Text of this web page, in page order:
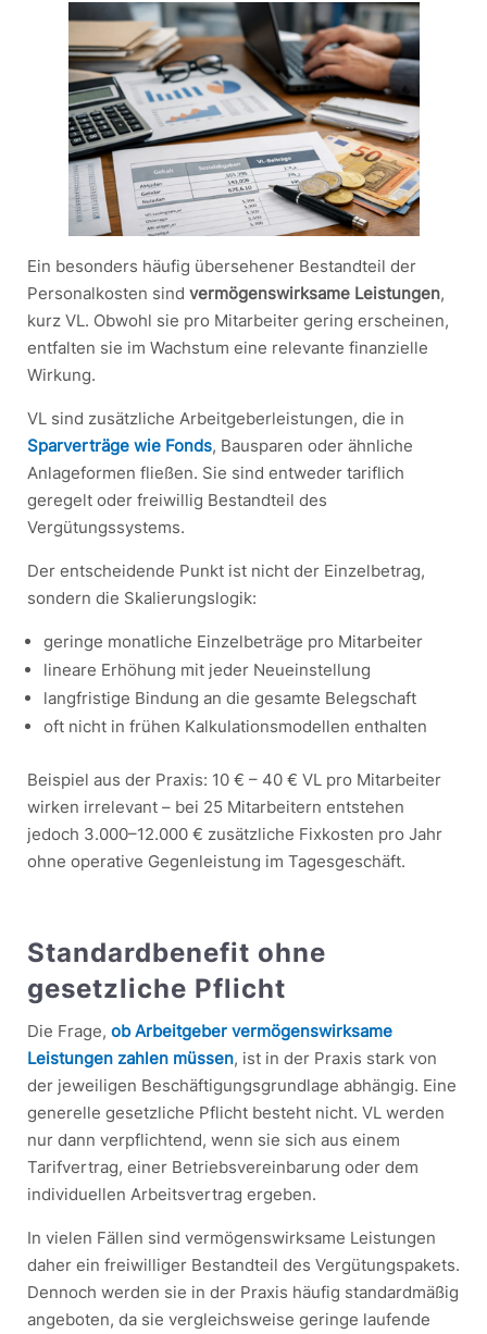
Ein besonders häufig übersehener Bestandteil der
Personalkosten sind vermögenswirksame Leistungen,
kurz VL. Obwohl sie pro Mitarbeiter gering erscheinen,
entfalten sie im Wachstum eine relevante finanzielle
Wirkung.
VL sind zusätzliche Arbeitgeberleistungen, die in
Sparverträge wie Fonds, Bausparen oder ähnliche
Anlageformen fließen. Sie sind entweder tariflich
geregelt oder freiwillig Bestandteil des
Vergütungssystems.
Der entscheidende Punkt ist nicht der Einzelbetrag,
sondern die Skalierungslogik:
geringe monatliche Einzelbeträge pro Mitarbeiter
lineare Erhöhung mit jeder Neueinstellung
langfristige Bindung an die gesamte Belegschaft
oft nicht in frühen Kalkulationsmodellen enthalten
Beispiel aus der Praxis: 10 € – 40 € VL pro Mitarbeiter
wirken irrelevant – bei 25 Mitarbeitern entstehen
jedoch 3.000–12.000 € zusätzliche Fixkosten pro Jahr
ohne operative Gegenleistung im Tagesgeschäft.
Standardbenefit ohne
gesetzliche Pflicht
Die Frage, ob Arbeitgeber vermögenswirksame
Leistungen zahlen müssen, ist in der Praxis stark von
der jeweiligen Beschäftigungsgrundlage abhängig. Eine
generelle gesetzliche Pflicht besteht nicht. VL werden
nur dann verpflichtend, wenn sie sich aus einem
Tarifvertrag, einer Betriebsvereinbarung oder dem
individuellen Arbeitsvertrag ergeben.
In vielen Fällen sind vermögenswirksame Leistungen
daher ein freiwilliger Bestandteil des Vergütungspakets.
Dennoch werden sie in der Praxis häufig standardmäßig
angeboten, da sie vergleichsweise geringe laufende